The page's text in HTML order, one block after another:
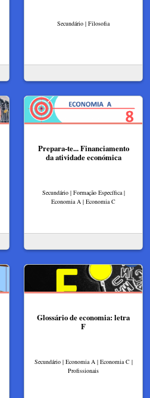
Secundário | Filosofia
Prepara-te... Financiamento
da atividade económica
Secundário | Formação Específica |
Economia A | Economia C
Glossário de economia: letra
F
Secundário | Economia A | Economia C |
Profissionais